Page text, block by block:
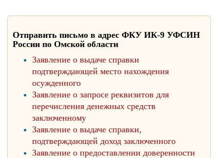
Отправить письмо в адрес ФКУ ИК-9 УФСИН
России по Омской области
Заявление о выдаче справки
подтверждающей место нахождения
осужденного
Заявление о запросе реквизитов для
перечисления денежных средств
заключенному
Заявление о выдаче справки,
подтверждающей доход заключенного
Заявление о предоставлении доверенности